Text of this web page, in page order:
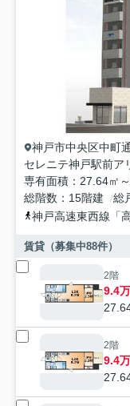
神戸市中央区中町通
セレニテ神戸駅前ア
専有面積
27.64㎡
総階数
15階建 総
神戸高速東西線 「
賃貸（募集中88件）
2階
9.4
2階
9.4